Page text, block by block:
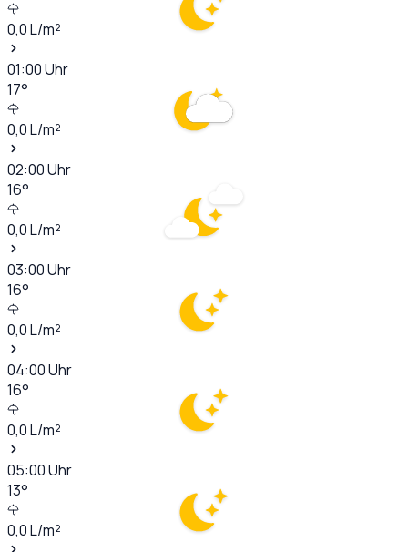
0,0L/m²
01:00Uhr
17°
0,0L/m²
02:00Uhr
16°
0,0L/m²
03:00Uhr
16°
0,0L/m²
04:00Uhr
16°
0,0L/m²
05:00Uhr
13°
0,0L/m²